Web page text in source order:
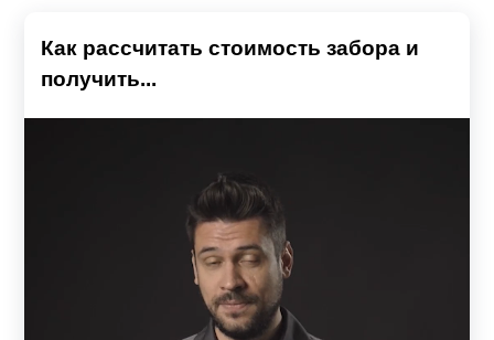
Как рассчитать стоимость забора и
получить...